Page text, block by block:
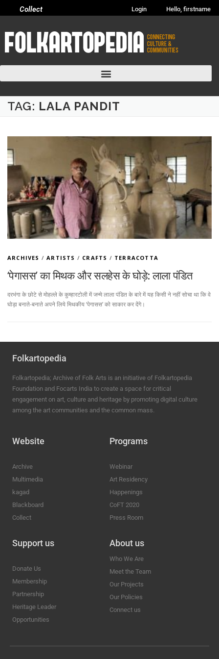
Login Hello, firstname
Collect
TAG: LALA PANDIT
ARCHIVES /ARTISTS / CRAFTS / TERRACOTTA
‘पेगासस’ का मिथक और सलहेस के घोड़े: लाला पंडित
दरभंगा के छोटे से मोहल्ले के कुम्हारटोली में जन्मे लाला पंडित के बारे में यह किसी ने नहीं सोचा था कि वे
घोड़ा बनाते-बनाते अपने लिये मिथकीय ‘पेगासस’ को साकार कर देंगे।
Folkartopedia
Folkartopedia; Archive of Folk Arts is an initiative of Folkartopedia
Foundation and Focarts India to create a space for critical
engagement on art, culture and heritage by promoting digital culture
among the art communities and the common mass.
Website
Archive
Multimedia
kagad
Blackboard
Collect
Programs
Webinar
Art Residency
Happenings
CoFT 2020
Press Room
Support us
Donate Us
Membership
Partnership
Heritage Leader
Opportunities
About us
Who We Are
Meet the Team
Our Projects
Our Policies
Connect us